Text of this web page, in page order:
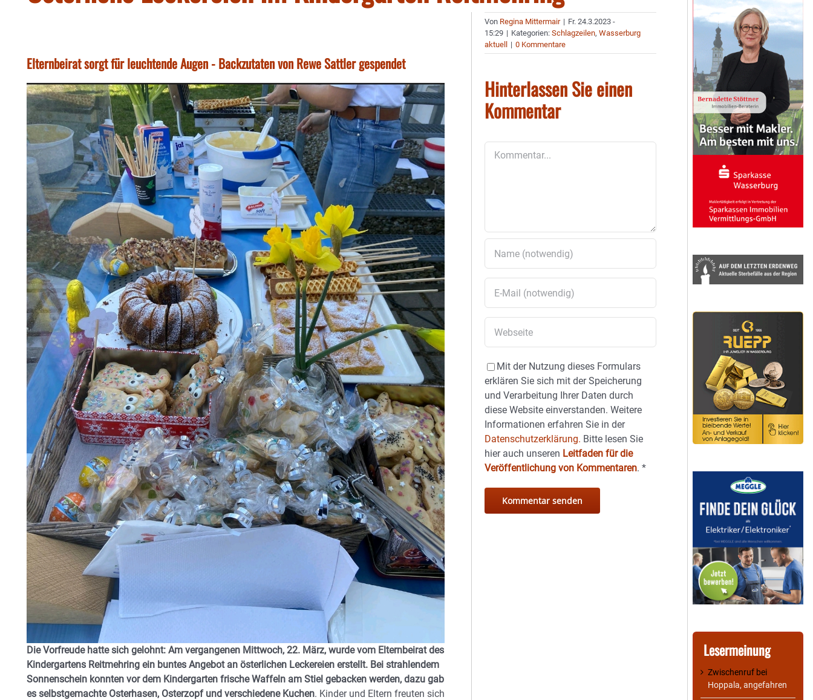
Elternbeirat sorgt für leuchtende Augen - Backzutaten von Rewe Sattler gespendet
Die Vorfreude hatte sich gelohnt: Am vergangenen Mittwoch, 22. März, wurde vom Elternbeirat des
Kindergartens Reitmehring ein buntes Angebot an österlichen Leckereien erstellt. Bei strahlendem
Sonnenschein konnten vor dem Kindergarten frische Waffeln am Stiel gebacken werden, dazu gab
es selbstgemachte Osterhasen, Osterzopf und verschiedene Kuchen. Kinder und Eltern freuten sich
Von Regina Mittermair | Fr. 24.3.2023 -
15:29 | Kategorien:Schlagzeilen,Wasserburg
aktuell
| 0 Kommentare
Hinterlassen Sie einen
Kommentar
Mit der Nutzung dieses Formulars
erklären Sie sich mit der Speicherung
und Verarbeitung Ihrer Daten durch
diese Website einverstanden. Weitere
Informationen erfahren Sie in der
Datenschutzerklärung. Bitte lesen Sie
hier auch unseren Leitfaden für die
Veröffentlichung von Kommentaren.*
Lesermeinung
Zwischenruf bei
Hoppala, angefahren